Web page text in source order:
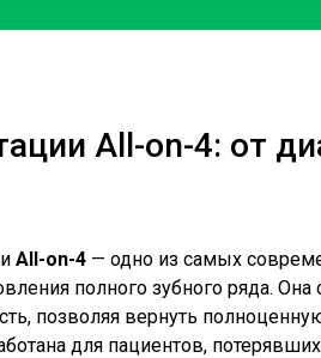
All-on-4: от
All-on-4 — одно из самых
полного зубного ряда. Она
позволяя вернуть
для пациентов,